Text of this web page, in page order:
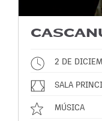
2 DE
SALA
MÚSICA